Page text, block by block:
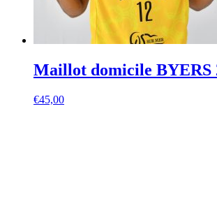
Maillot domicile BYERS
€45,00